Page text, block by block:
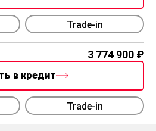
Trade-in
3 774 900
в кредит
Trade-in